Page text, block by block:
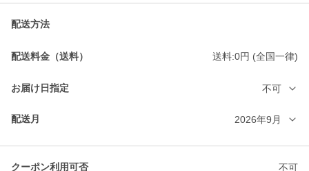
配送方法
配送料金（送料） 送料:0円 (全国一律)
お届け日指定 不可
配送月 2026年9月
クーポン利用可否 不可